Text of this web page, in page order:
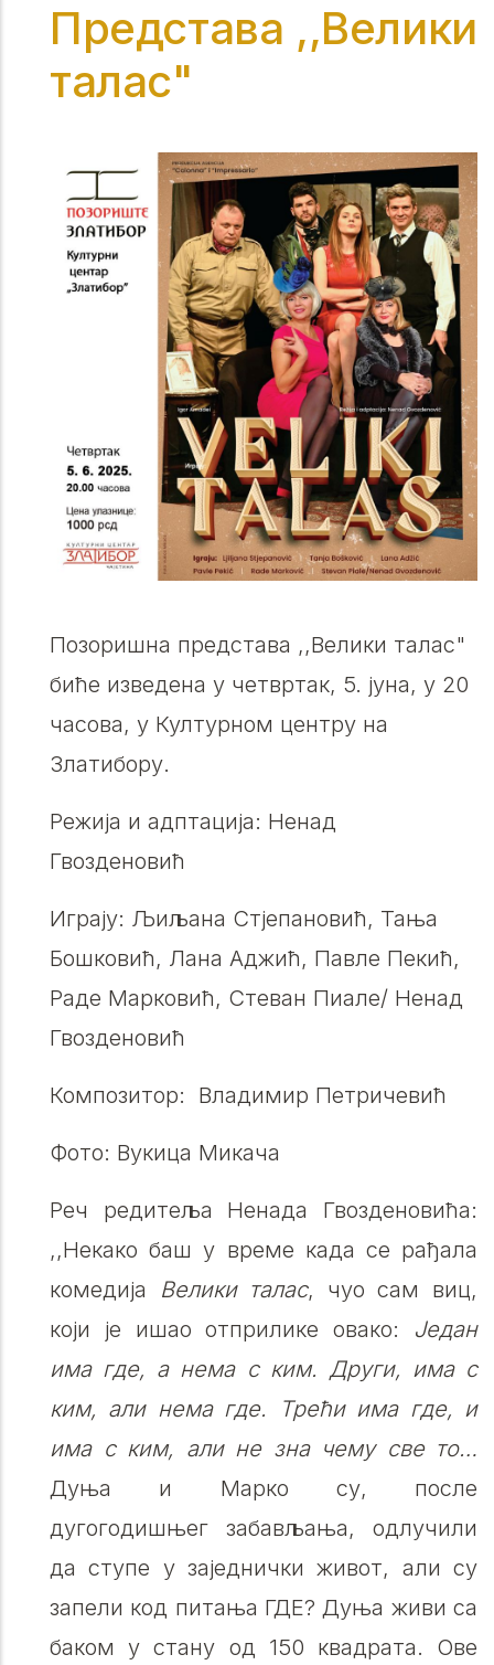
Представа ,,Велики
талас"
Позоришна представа ,,Велики талас"
биће изведена у четвртак, 5. јуна, у 20
часова, у Културном центру на
Златибору.
Режија и адптација: Ненад
Гвозденовић
Играју: Љиљана Стјепановић, Тања
Бошковић, Лана Аджић, Павле Пекић,
Раде Марковић, Стеван Пиале/ Ненад
Гвозденовић
Композитор: Владимир Петричевић
Фото: Вукица Микача
Реч редитеља Ненада Гвозденовића:
,,Некако баш у време када се рађала
комедија Велики талас, чуо сам виц,
који је ишао отприлике овако: Један
има где, а нема с ким. Други, има с
ким, али нема где. Трећи има где, и
има с ким, али не зна чему све то…
Дуња и Марко су, после
дугогодишњег забављања, одлучили
да ступе у заједнички живот, али су
запели код питања ГДЕ? Дуња живи са
баком у стану од 150 квадрата. Ове